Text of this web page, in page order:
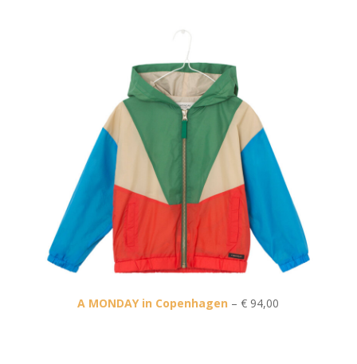
A MONDAY in Copenhagen – € 94,00